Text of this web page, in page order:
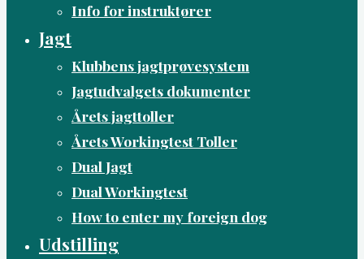
Info for instruktører
Jagt
Klubbens jagtprøvesystem
Jagtudvalgets dokumenter
Årets jagttoller
Årets Workingtest Toller
Dual Jagt
Dual Workingtest
How to enter my foreign dog
Udstilling